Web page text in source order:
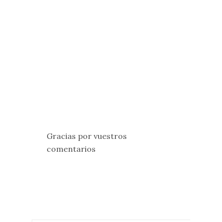
Gracias por vuestros
comentarios